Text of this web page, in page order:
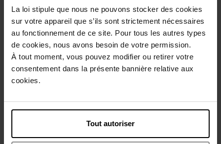
La loi stipule que nous ne pouvons stocker des cookies
sur votre appareil que s’ils sont strictement nécessaires
au fonctionnement de ce site. Pour tous les autres types
de cookies, nous avons besoin de votre permission.
À tout moment, vous pouvez modifier ou retirer votre
consentement dans la présente bannière relative aux
cookies.
Tout autoriser
Description
Caractéristiques